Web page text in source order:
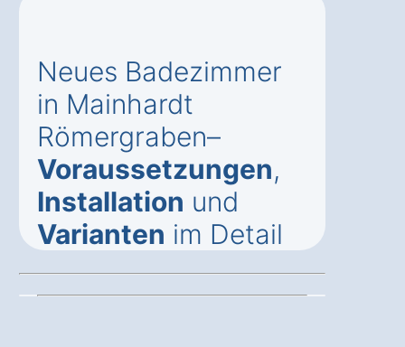
Neues Badezimmer
in Mainhardt
Römergraben–
Voraussetzungen,
Installation und
Varianten im Detail